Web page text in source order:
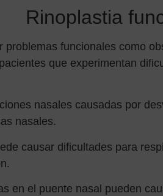
Rinoplastia
funcionales como
que experimentan
nasales causadas por
nasales.
causar dificultades para
en el puente nasal pueden